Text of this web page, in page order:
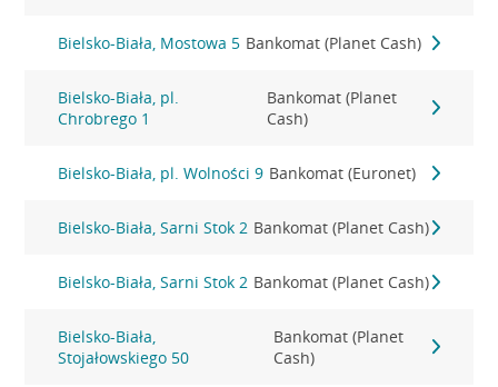
Bielsko-Biała, Mostowa 5 Bankomat (Planet Cash)
Bielsko-Biała, pl.
Chrobrego 1
Bankomat (Planet
Cash)
Bielsko-Biała, pl. Wolności 9 Bankomat (Euronet)
Bielsko-Biała, Sarni Stok 2 Bankomat (Planet Cash)
Bielsko-Biała, Sarni Stok 2 Bankomat (Planet Cash)
Bielsko-Biała,
Stojałowskiego 50
Bankomat (Planet
Cash)